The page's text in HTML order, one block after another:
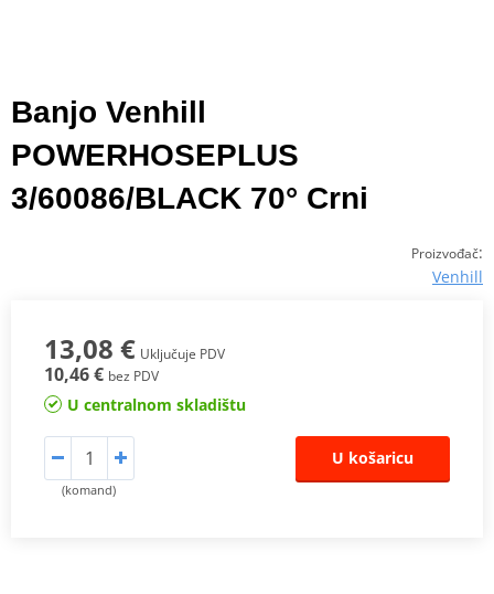
Banjo Venhill
POWERHOSEPLUS
3/60086/BLACK 70° Crni
Proizvođač:
Venhill
13,08 € Uključuje PDV
10,46 € bez PDV
U centralnom skladištu
(komand)
U košaricu